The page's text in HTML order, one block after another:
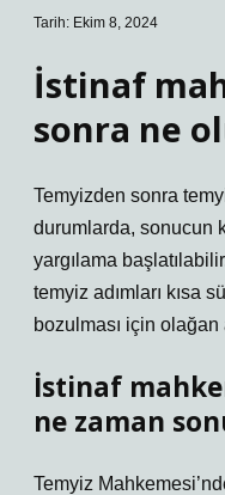
Tarih: Ekim 8, 2024
İstinaf
sonra ne
Temyizden sonra
durumlarda, sonucun
yargılama
temyiz adımları kısa
bozulması için olağan
İstinaf
ne zaman
Temyiz